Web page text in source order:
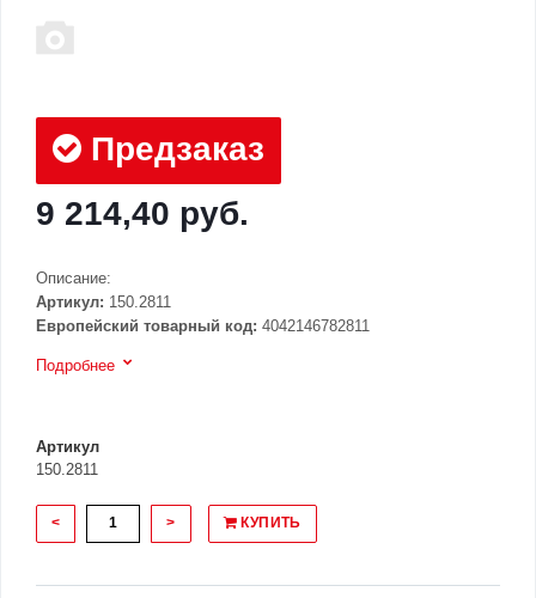
Предзаказ
9 214,40 руб.
Описание:
Артикул: 150.2811
Европейский товарный код: 4042146782811
Подробнее
Артикул
150.2811
< > КУПИТЬ